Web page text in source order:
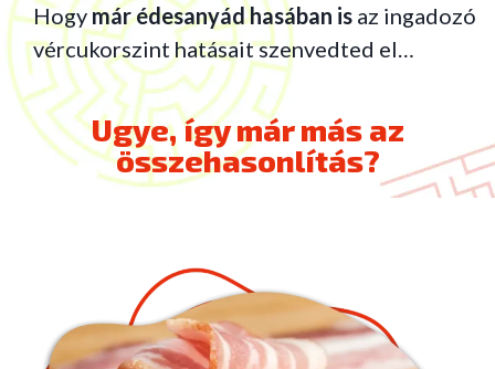
Hogymár édesanyád hasában is az ingadozó
vércukorszint hatásait szenvedted el…
Ugye, így már más az
összehasonlítás?